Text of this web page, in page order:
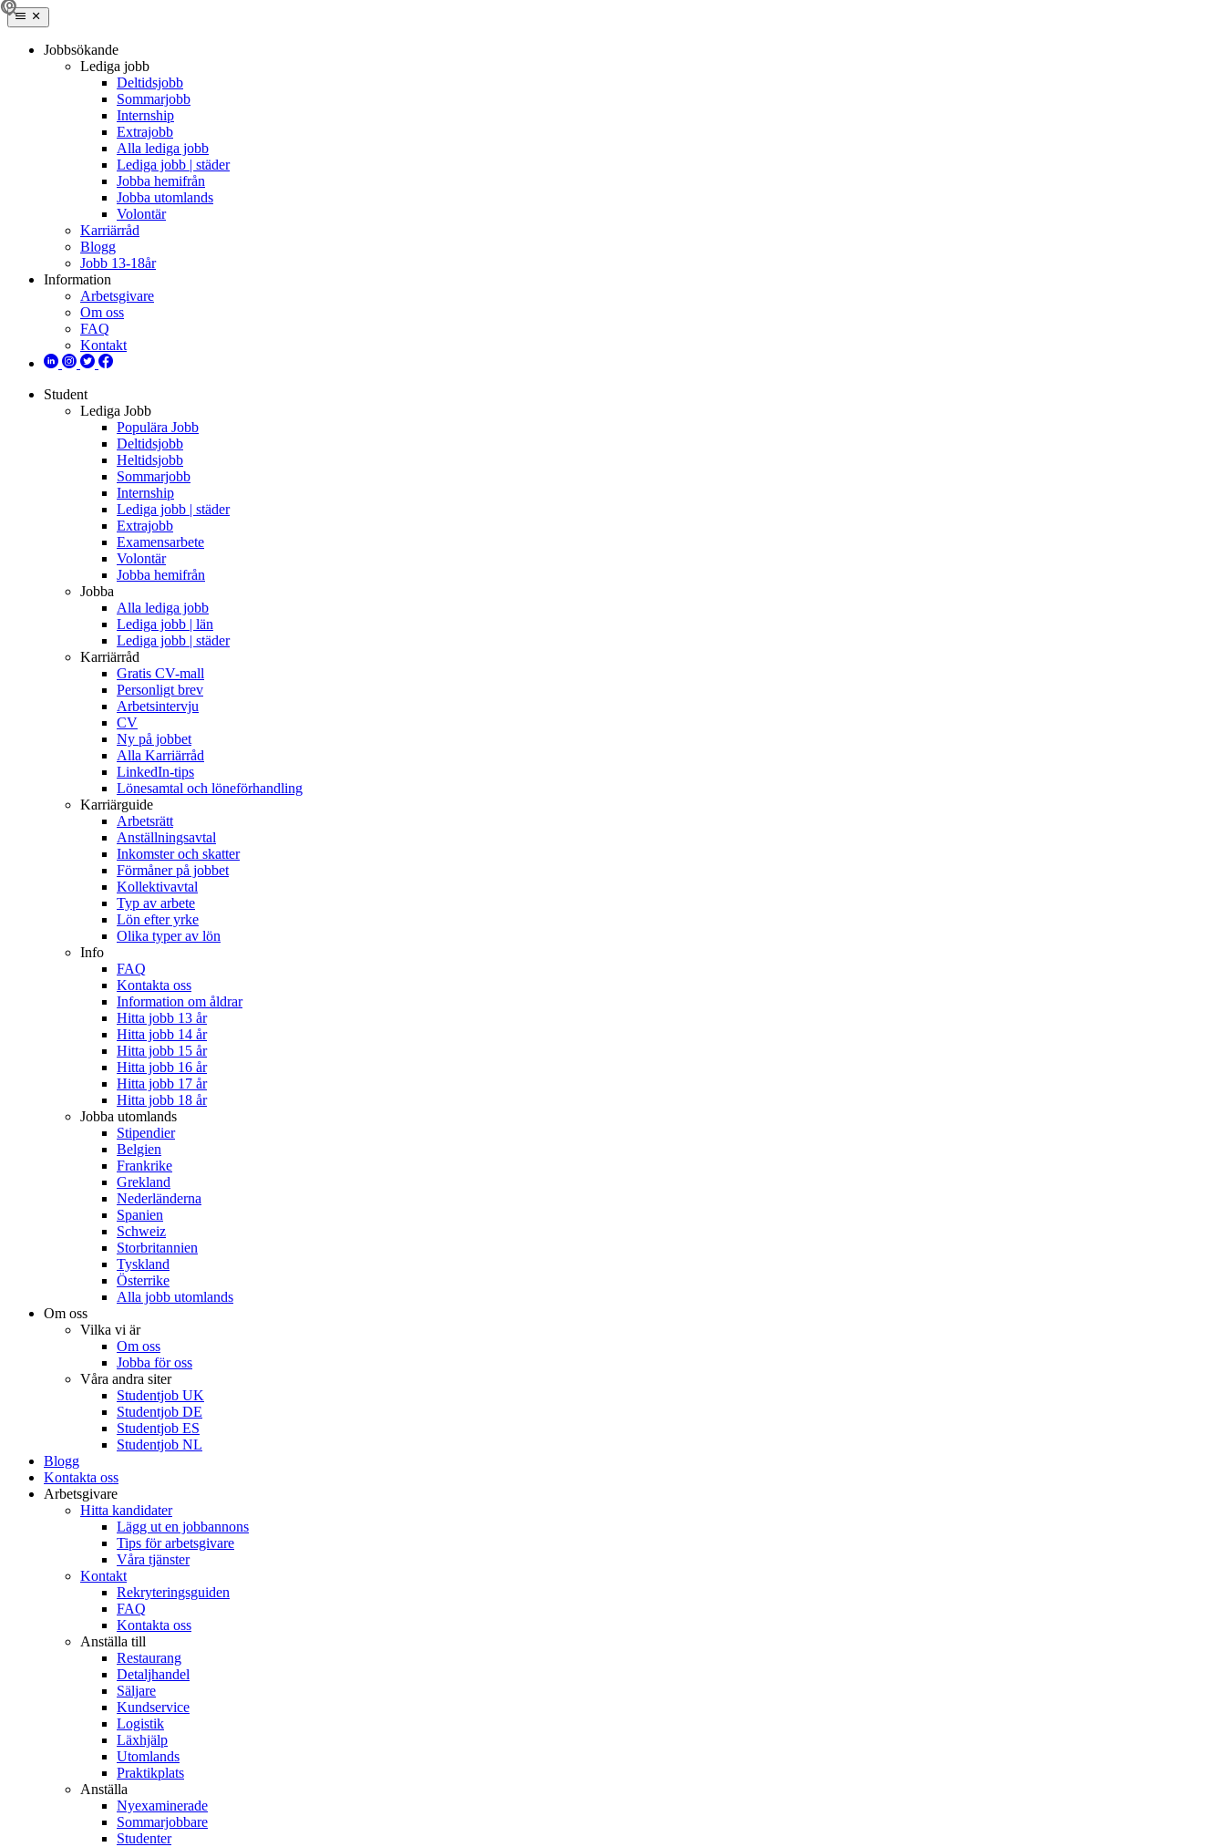
Jobbsökande
Lediga jobb
Deltidsjobb
Sommarjobb
Internship
Extrajobb
Alla lediga jobb
Lediga jobb | städer
Jobba hemifrån
Jobba utomlands
Volontär
Karriärråd
Blogg
Jobb 13-18år
Information
Arbetsgivare
Om oss
FAQ
Kontakt
Student
Lediga Jobb
Populära Jobb
Deltidsjobb
Heltidsjobb
Sommarjobb
Internship
Lediga jobb | städer
Extrajobb
Examensarbete
Volontär
Jobba hemifrån
Jobba
Alla lediga jobb
Lediga jobb | län
Lediga jobb | städer
Karriärråd
Gratis CV-mall
Personligt brev
Arbetsintervju
CV
Ny på jobbet
Alla Karriärråd
LinkedIn-tips
Lönesamtal och löneförhandling
Karriärguide
Arbetsrätt
Anställningsavtal
Inkomster och skatter
Förmåner på jobbet
Kollektivavtal
Typ av arbete
Lön efter yrke
Olika typer av lön
Info
FAQ
Kontakta oss
Information om åldrar
Hitta jobb 13 år
Hitta jobb 14 år
Hitta jobb 15 år
Hitta jobb 16 år
Hitta jobb 17 år
Hitta jobb 18 år
Jobba utomlands
Stipendier
Belgien
Frankrike
Grekland
Nederländerna
Spanien
Schweiz
Storbritannien
Tyskland
Österrike
Alla jobb utomlands
Om oss
Vilka vi är
Om oss
Jobba för oss
Våra andra siter
Studentjob UK
Studentjob DE
Studentjob ES
Studentjob NL
Blogg
Kontakta oss
Arbetsgivare
Hitta kandidater
Lägg ut en jobbannons
Tips för arbetsgivare
Våra tjänster
Kontakt
Rekryteringsguiden
FAQ
Kontakta oss
Anställa till
Restaurang
Detaljhandel
Säljare
Kundservice
Logistik
Läxhjälp
Utomlands
Praktikplats
Anställa
Nyexaminerade
Sommarjobbare
Studenter